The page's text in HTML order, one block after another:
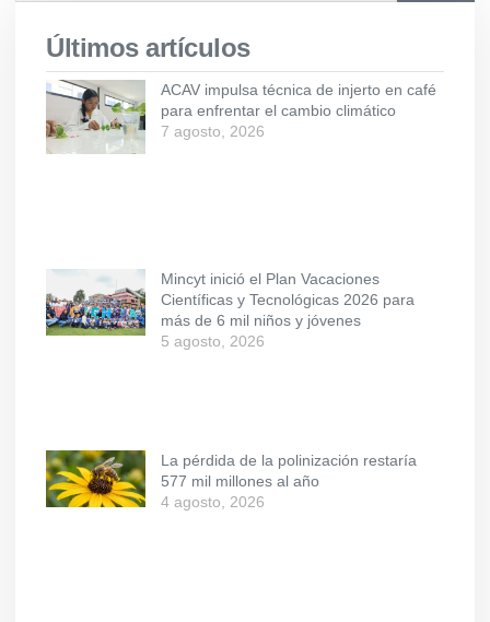
Últimos artículos
ACAV impulsa técnica de injerto en café
para enfrentar el cambio climático
7 agosto, 2026
Mincyt inició el Plan Vacaciones
Científicas y Tecnológicas 2026 para
más de 6 mil niños y jóvenes
5 agosto, 2026
La pérdida de la polinización restaría
577 mil millones al año
4 agosto, 2026